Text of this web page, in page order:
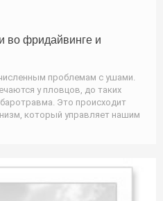
во фридайвинге и
проблемам с ушами.
у пловцов, до таких
Это происходит
который управляет нашим